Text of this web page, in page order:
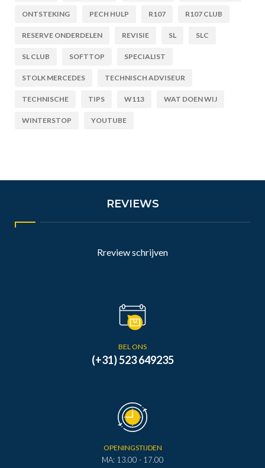
ONTSTEKING PECH HULP R107 R107 CLUB
RESERVE ONDERDELEN REVISIE SL SLC
SL CLUB SOFTTOP SPECIALIST
STOLK MERCEDES TECHNISCH ADVISEUR
TECHNISCHE TIPS W113 WAT DOEN WIJ
WINTERSTOP YOUTUBE
REVIEWS
Rreview schrijven
BEL ONS
(+31) 523 649235
OPENINGSTIJDEN
MA: 13.00 - 17.00